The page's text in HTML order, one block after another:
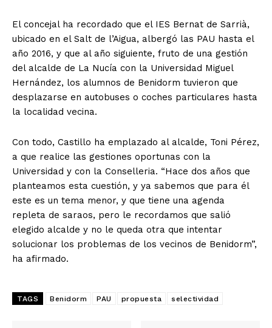
El concejal ha recordado que el IES Bernat de Sarrià,
ubicado en el Salt de l’Aigua, albergó las PAU hasta el
año 2016, y que al año siguiente, fruto de una gestión
del alcalde de La Nucía con la Universidad Miguel
Hernández, los alumnos de Benidorm tuvieron que
desplazarse en autobuses o coches particulares hasta
la localidad vecina.
Con todo, Castillo ha emplazado al alcalde, Toni Pérez,
a que realice las gestiones oportunas con la
Universidad y con la Conselleria. “Hace dos años que
planteamos esta cuestión, y ya sabemos que para él
este es un tema menor, y que tiene una agenda
repleta de saraos, pero le recordamos que salió
elegido alcalde y no le queda otra que intentar
solucionar los problemas de los vecinos de Benidorm”,
ha afirmado.
TAGS Benidorm PAU propuesta selectividad